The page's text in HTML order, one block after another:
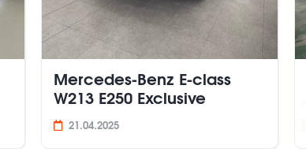
Mercedes-Benz E-class
W213 E250 Exclusive
21.04.2025